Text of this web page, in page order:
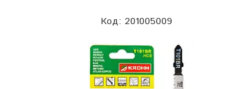
201005009